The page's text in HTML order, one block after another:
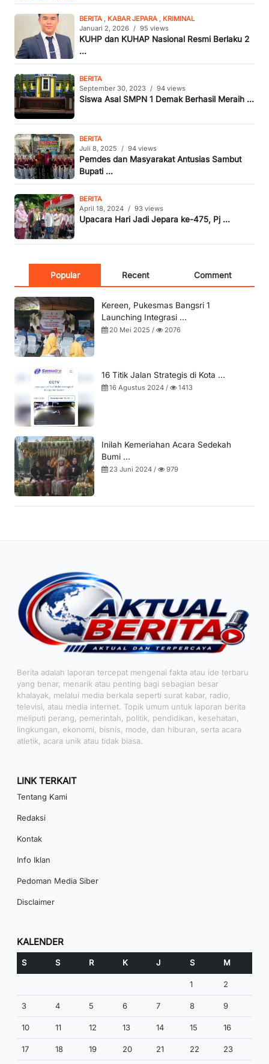
BERITA , KABAR JEPARA , KRIMINAL
Januari 2, 2026 / 95 views
KUHP dan KUHAP Nasional Resmi Berlaku 2
...
BERITA
September 30, 2023 / 94 views
Siswa Asal SMPN 1 Demak Berhasil Meraih ...
BERITA
Juli 8, 2025 / 94 views
Pemdes dan Masyarakat Antusias Sambut
Bupati ...
BERITA
April 18, 2024 / 93 views
Upacara Hari Jadi Jepara ke-475, Pj ...
Popular Recent Comment
Kereen, Pukesmas Bangsri 1
Launching Integrasi ...
20 Mei 2025 / 2076
16 Titik Jalan Strategis di Kota ...
16 Agustus 2024 / 1413
Inilah Kemeriahan Acara Sedekah
Bumi ...
23 Juni 2024 / 979
Berita adalah laporan tercepat mengenai fakta atau ide terbaru
yang benar, menarik atau penting bagi sebagian besar
khalayak, melalui media berkala seperti surat kabar, radio,
televisi, atau media internet. Topik umum untuk laporan berita
meliputi perang, pemerintah, politik, pendidikan, kesehatan,
lingkungan, ekonomi, bisnis, mode, dan hiburan, serta acara
atletik, acara unik atau tidak biasa.
LINK TERKAIT
Tentang Kami
Redaksi
Kontak
Info Iklan
Pedoman Media Siber
Disclaimer
KALENDER
S S R K J S M
1 2
3 4 5 6 7 8 9
10 11 12 13 14 15 16
17 18 19 20 21 22 23